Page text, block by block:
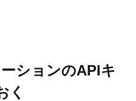
ションのAPIキ
く